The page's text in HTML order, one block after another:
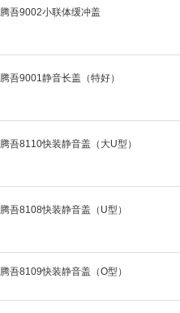
腾吾9002小联体缓冲盖
腾吾9001静音长盖（特好）
腾吾8110快装静音盖（大U型）
腾吾8108快装静音盖（U型）
腾吾8109快装静音盖（O型）